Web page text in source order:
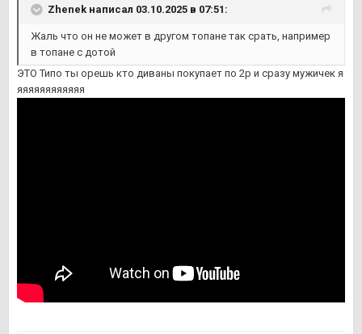
Zhenek написал 03.10.2025 в 07:51:
Жаль что он не может в другом топане так срать, например
в топане с дотой
ЭТО Типо ты орешь кто диваны покупает по 2р и сразу мужичек я
яяяяяяяяяяяя